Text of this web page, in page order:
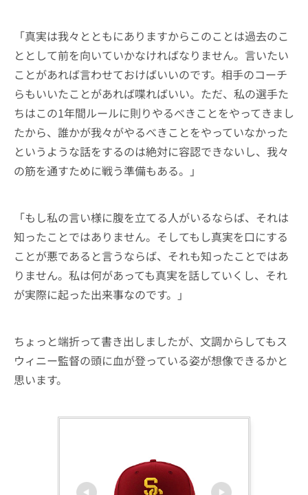
「真実は我々とともにありますからこのことは過去のこ
ととして前を向いていかなければなりません。言いたい
ことがあれば言わせておけばいいのです。相手のコーチ
らもいいたことがあれば喋ればいい。ただ、私の選手た
ちはこの1年間ルールに則りやるべきことをやってきまし
たから、誰かが我々がやるべきことをやっていなかった
というような話をするのは絶対に容認できないし、我々
の筋を通すために戦う準備もある。」
「もし私の言い様に腹を立てる人がいるならば、それは
知ったことではありません。そしてもし真実を口にする
ことが悪であると言うならば、それも知ったことではあ
りません。私は何があっても真実を話していくし、それ
が実際に起った出来事なのです。」
ちょっと端折って書き出しましたが、文調からしてもス
ウィニー監督の頭に血が登っている姿が想像できるかと
思います。